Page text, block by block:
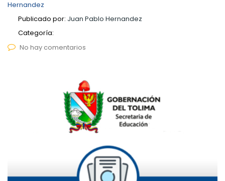
Hernandez
Publicado por: Juan Pablo Hernandez
Categoría:
No hay comentarios